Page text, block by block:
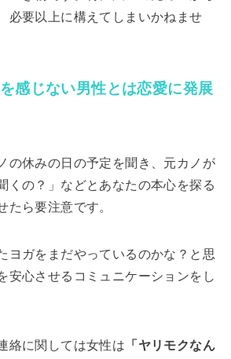
必要以上に構えてしまいかねませ
感じない男性とは恋愛に発展
の休みの日の予定を聞き、元カノが
くの？」などとあなたの本心を探る
ら要注意です。
ヨガをまだやっているのかな？と思
安心させるコミュニケーションをし
絡に関しては女性は 「ヤリモクなん